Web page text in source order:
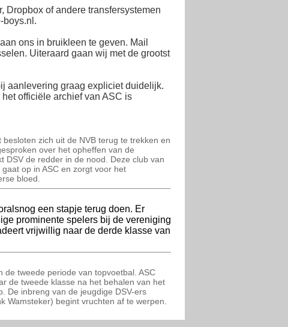
Dropbox of andere transfersystemen
boys.nl.
ons in bruikleen te geven. Mail
Uiteraard gaan wij met de grootst
aanlevering graag expliciet duidelijk.
officiële archief van ASC is
besloten zich uit de NVB terug te trekken en
over het opheffen van de
DSV de redder in de nood. Deze club van
gaat op in ASC en zorgt voor het
bloed.
een stapje terug doen. Er
prominente spelers bij de vereniging
vrijwillig naar de derde klasse van
de tweede periode van topvoetbal. ASC
de tweede klasse na het behalen van het
De inbreng van de jeugdige DSV-ers
Wamsteker) begint vruchten af te werpen.